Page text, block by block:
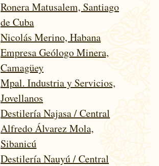
Ronera Matusalem, Santiago
de Cuba
Nicolás Merino, Habana
Empresa Geólogo Minera,
Camagüey
Mpal. Industria y Servicios,
Jovellanos
Destilería Najasa / Central
Alfredo Álvarez Mola,
Sibanicú
Destilería Nauyú / Central